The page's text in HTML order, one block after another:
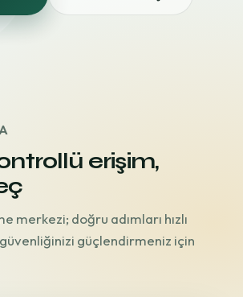
erişim,
merkezi; doğru adımları hızlı
güçlendirmeniz için